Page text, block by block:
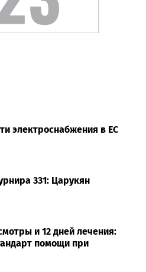
электроснабжения в ЕС
331: Царукян
и 12 дней лечения:
помощи при